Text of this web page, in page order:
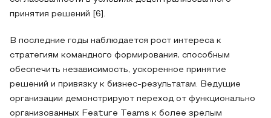
принятия решений [6].
В последние годы наблюдается рост интереса к
стратегиям командного формирования, способным
обеспечить независимость, ускоренное принятие
решений и привязку к бизнес-результатам. Ведущие
организации демонстрируют переход от функционально
организованных Feature Teams к более зрелым